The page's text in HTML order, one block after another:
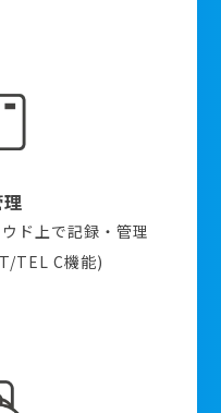
ド上で記録・管理
TEL C機能)